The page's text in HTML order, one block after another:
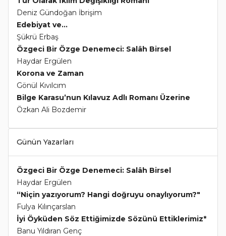
Deniz Gündoğan İbrişim
Edebiyat ve...
Şükrü Erbaş
Özgeci Bir Özge Denemeci: Salâh Birsel
Haydar Ergülen
Korona ve Zaman
Gönül Kıvılcım
Bilge Karasu’nun Kılavuz Adlı Romanı Üzerine
Özkan Ali Bozdemir
Günün Yazarları
Özgeci Bir Özge Denemeci: Salâh Birsel
Haydar Ergülen
“Niçin yazıyorum? Hangi doğruyu onaylıyorum?"
Fulya Kılınçarslan
İyi Öyküden Söz Ettiğimizde Sözünü Ettiklerimiz*
Banu Yıldıran Genç